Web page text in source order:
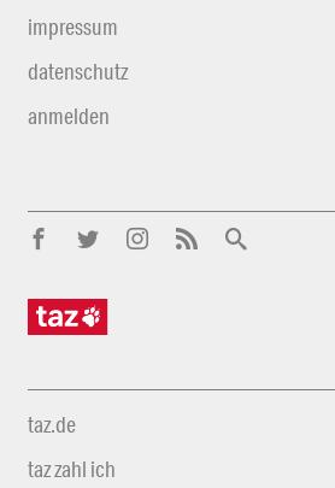
impressum
datenschutz
anmelden
taz.de
taz zahl ich